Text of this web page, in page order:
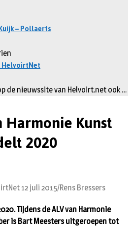
– Pollaerts
de nieuwssite van Helvoirt.net ook …
Harmonie Kunst
2020
12 juli 2015/Rens Bressers
Tijdens de ALV van Harmonie
is Bart Meesters uitgeroepen tot